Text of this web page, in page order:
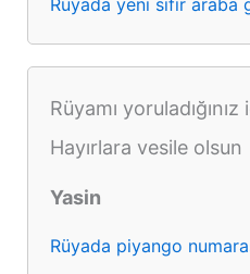
Rüyamı
Hayırlara vesile olsun
Yasin
Rüyada piyango